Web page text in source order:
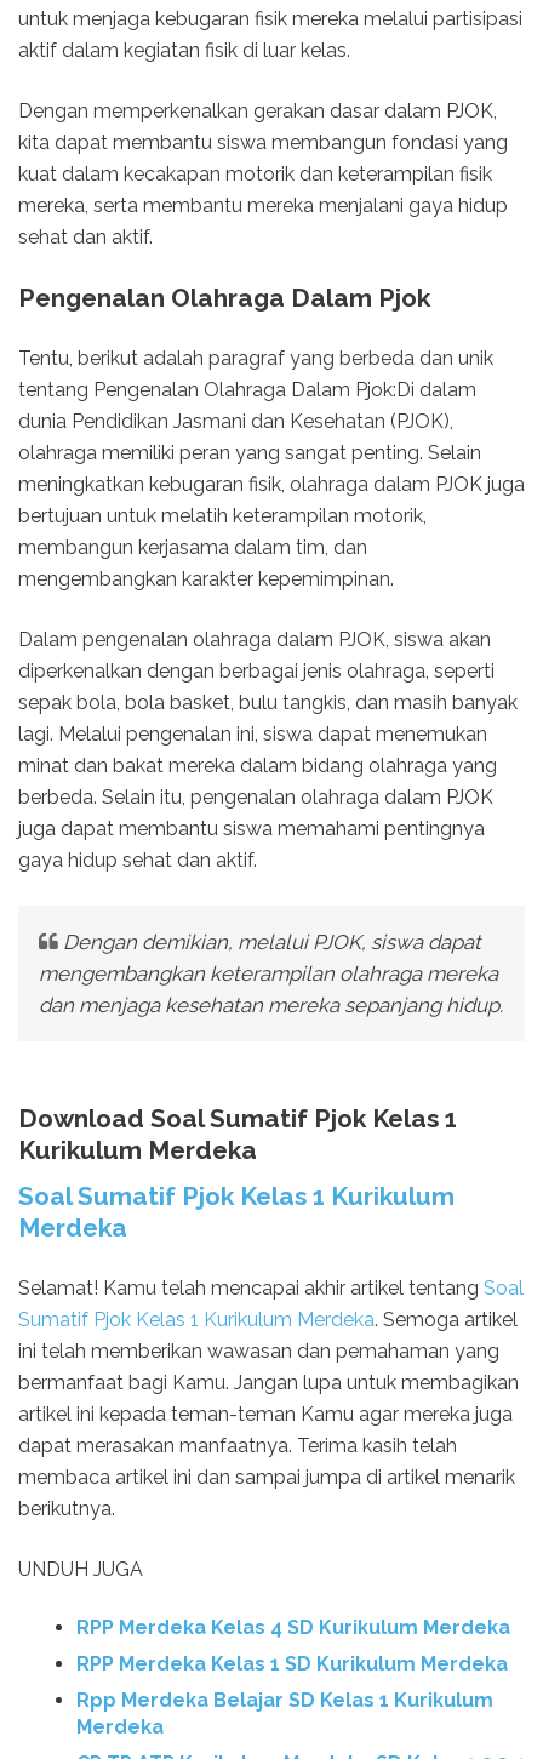
untuk menjaga kebugaran fisik mereka melalui partisipasi
aktif dalam kegiatan fisik di luar kelas.
Dengan memperkenalkan gerakan dasar dalam PJOK,
kita dapat membantu siswa membangun fondasi yang
kuat dalam kecakapan motorik dan keterampilan fisik
mereka, serta membantu mereka menjalani gaya hidup
sehat dan aktif.
Pengenalan Olahraga Dalam Pjok
Tentu, berikut adalah paragraf yang berbeda dan unik
tentang Pengenalan Olahraga Dalam Pjok:Di dalam
dunia Pendidikan Jasmani dan Kesehatan (PJOK),
olahraga memiliki peran yang sangat penting. Selain
meningkatkan kebugaran fisik, olahraga dalam PJOK juga
bertujuan untuk melatih keterampilan motorik,
membangun kerjasama dalam tim, dan
mengembangkan karakter kepemimpinan.
Dalam pengenalan olahraga dalam PJOK, siswa akan
diperkenalkan dengan berbagai jenis olahraga, seperti
sepak bola, bola basket, bulu tangkis, dan masih banyak
lagi. Melalui pengenalan ini, siswa dapat menemukan
minat dan bakat mereka dalam bidang olahraga yang
berbeda. Selain itu, pengenalan olahraga dalam PJOK
juga dapat membantu siswa memahami pentingnya
gaya hidup sehat dan aktif.
Dengan demikian, melalui PJOK, siswa dapat
mengembangkan keterampilan olahraga mereka
dan menjaga kesehatan mereka sepanjang hidup.
Download Soal Sumatif Pjok Kelas 1
Kurikulum Merdeka
Soal Sumatif Pjok Kelas 1 Kurikulum
Merdeka
Selamat! Kamu telah mencapai akhir artikel tentang Soal
Sumatif Pjok Kelas 1 Kurikulum Merdeka. Semoga artikel
ini telah memberikan wawasan dan pemahaman yang
bermanfaat bagi Kamu. Jangan lupa untuk membagikan
artikel ini kepada teman-teman Kamu agar mereka juga
dapat merasakan manfaatnya. Terima kasih telah
membaca artikel ini dan sampai jumpa di artikel menarik
berikutnya.
UNDUH JUGA
RPP Merdeka Kelas 4 SD Kurikulum Merdeka
RPP Merdeka Kelas 1 SD Kurikulum Merdeka
Rpp Merdeka Belajar SD Kelas 1 Kurikulum
Merdeka